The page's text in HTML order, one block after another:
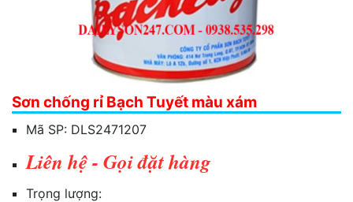
Sơn chống rỉ Bạch Tuyết màu xám
Mã SP: DLS2471207
Liên hệ - Gọi đặt hàng
Trọng lượng: